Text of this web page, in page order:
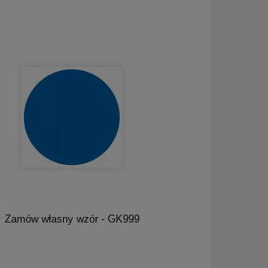
Zamów własny wzór - GK999